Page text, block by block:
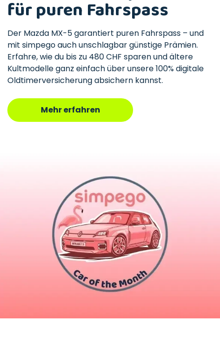
für puren Fahrspass
Der Mazda MX-5 garantiert puren Fahrspass – und
mit simpego auch unschlagbar günstige Prämien.
Erfahre, wie du bis zu 480 CHF sparen und ältere
Kultmodelle ganz einfach über unsere 100% digitale
Oldtimerversicherung absichern kannst.
Mehr erfahren